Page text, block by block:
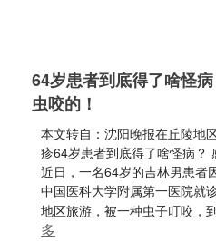
64岁患者到底得了啥怪
虫咬的！
本文转自：沈阳晚报在丘陵地
疹64岁患者到底得了啥怪病？
近日，一名64岁的吉林男患者
中国医科大学附属第一医院就
地区旅游，被一种虫子叮咬，
多